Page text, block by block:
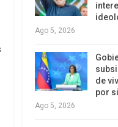
Ago 5, 2026
de
por
Ago 5, 2026